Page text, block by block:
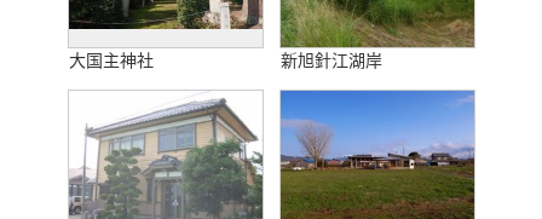
大国主神社 新旭針江湖岸